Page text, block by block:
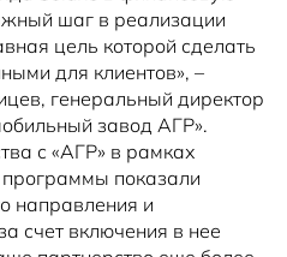
шаг в реализации
цель которой сделать
для клиентов», –
генеральный директор
завод АГР».
с «АГР» в рамках
показали
направления и
счет включения в нее